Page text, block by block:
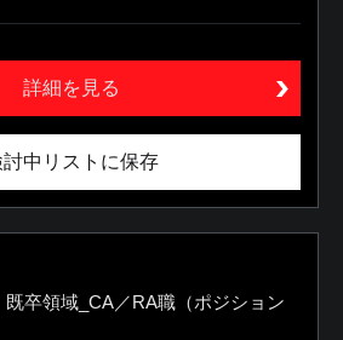
詳細を見る
討中リストに保存
既卒領域_CA／RA職（ポジション